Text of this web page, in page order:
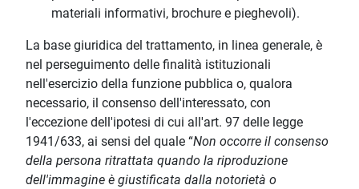
materiali informativi, brochure e pieghevoli).
La base giuridica del trattamento, in linea generale, è
nel perseguimento delle finalità istituzionali
nell'esercizio della funzione pubblica o, qualora
necessario, il consenso dell'interessato, con
l'eccezione dell'ipotesi di cui all'art. 97 delle legge
1941/633, ai sensi del quale “Non occorre il consenso
della persona ritrattata quando la riproduzione
dell'immagine è giustificata dalla notorietà o